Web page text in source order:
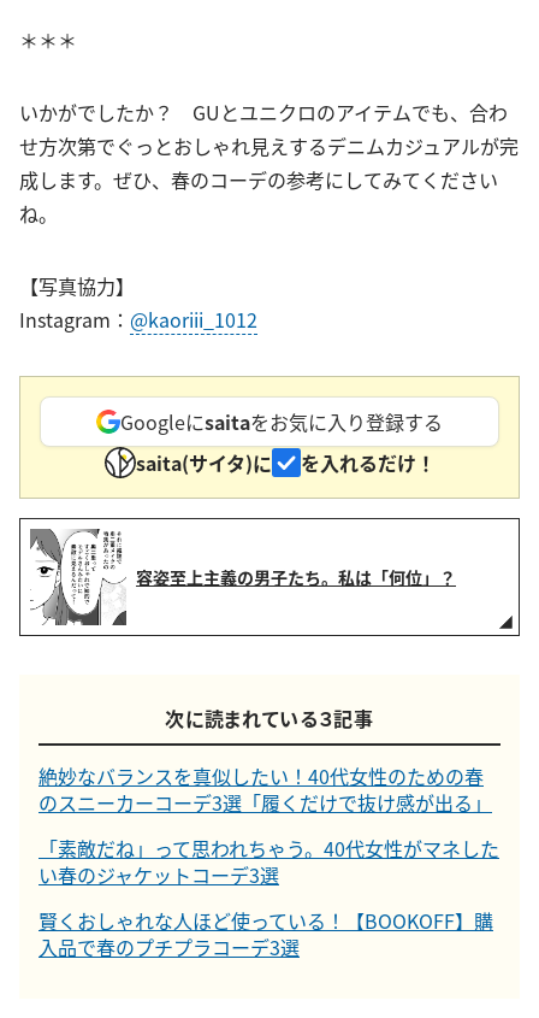
＊＊＊
いかがでしたか？ GUとユニクロのアイテムでも、合わ
せ方次第でぐっとおしゃれ見えするデニムカジュアルが完
成します。ぜひ、春のコーデの参考にしてみてください
ね。
【写真協力】
Instagram： @kaoriii_1012
Googleにsaitaをお気に入り登録する
saita(サイタ)に
を入れるだけ！
容姿至上主義の男子たち。私は「何位」？
次に読まれている３記事
絶妙なバランスを真似したい！40代女性のための春
のスニーカーコーデ3選「履くだけで抜け感が出る」
「素敵だね」って思われちゃう。40代女性がマネした
い春のジャケットコーデ3選
賢くおしゃれな人ほど使っている！【BOOKOFF】購
入品で春のプチプラコーデ3選